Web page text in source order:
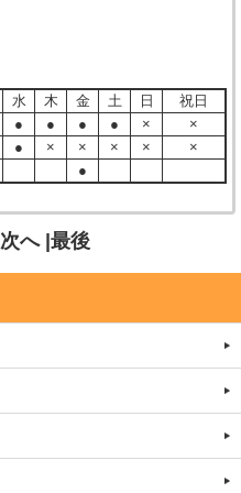
水 木 金 土 日
祝日
● ● ● ● ×
×
● × × × ×
×
●
次へ|最後